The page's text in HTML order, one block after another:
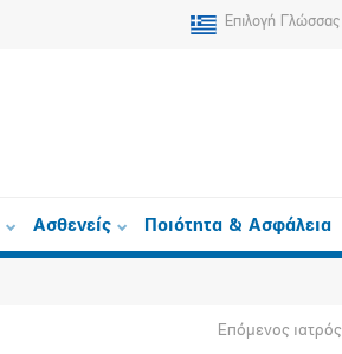
Επιλογή Γλώσσας
Ασθενείς Ποιότητα & Ασφάλεια
Επόμενος ιατρός